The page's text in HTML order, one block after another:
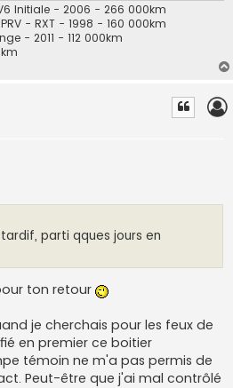
Initiale - 2006 - 266 000km
- RXT - 1998 - 160 000km
- 2011 - 112 000km
parti qques jours en
ton retour
je cherchais pour les feux de
en premier ce boitier
témoin ne m'a pas permis de
Peut-être que j'ai mal contrôlé